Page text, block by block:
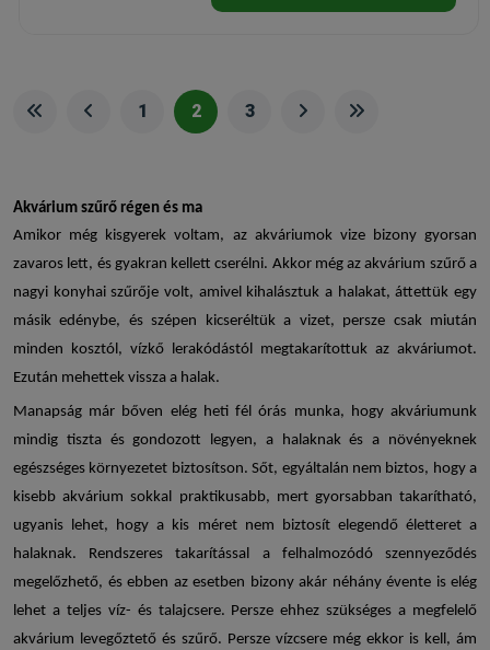
1 2 3
Akvárium szűrő régen és ma
Amikor még kisgyerek voltam, az akváriumok vize bizony gyorsan
zavaros lett, és gyakran kellett cserélni. Akkor még azakvárium szűrőa
nagyi konyhai szűrője volt, amivel kihalásztuk a halakat, áttettük egy
másik edénybe, és szépen kicseréltük a vizet, persze csak miután
minden kosztól, vízkő lerakódástól megtakarítottuk az akváriumot.
Ezután mehettek vissza a halak.
Manapság már bőven elég heti fél órás munka, hogy akváriumunk
mindig tiszta és gondozott legyen, a halaknak és a növényeknek
egészséges környezetet biztosítson. Sőt, egyáltalán nem biztos, hogy a
kisebb akvárium sokkal praktikusabb, mert gyorsabban takarítható,
ugyanis lehet, hogy a kis méret nem biztosít elegendő életteret a
halaknak. Rendszeres takarítással a felhalmozódó szennyeződés
megelőzhető, és ebben az esetben bizony akár néhány évente is elég
lehet a teljes víz- és talajcsere. Persze ehhez szükséges a megfelelő
akvárium levegőztető és szűrő. Persze vízcsere még ekkor is kell, ám